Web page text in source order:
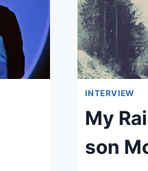
INTERVIEW
My
son